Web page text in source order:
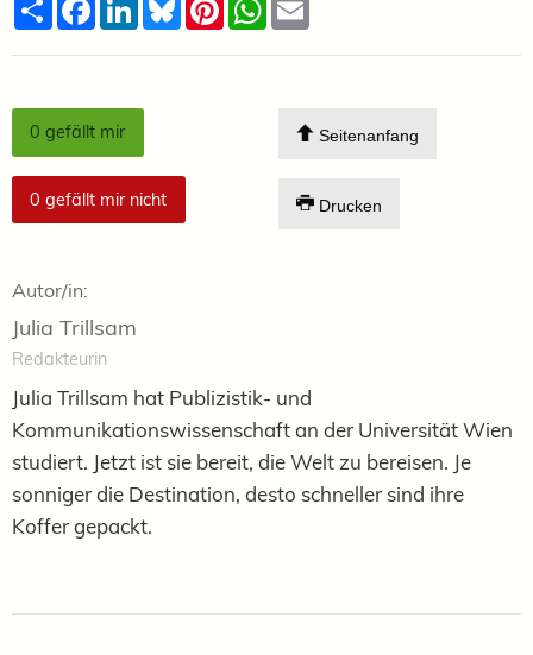
0 gefällt mir
0 gefällt mir nicht
Seitenanfang
Drucken
Autor/in:
Julia Trillsam
Redakteurin
Julia Trillsam hat Publizistik- und
Kommunikationswissenschaft an der Universität Wien
studiert. Jetzt ist sie bereit, die Welt zu bereisen. Je
sonniger die Destination, desto schneller sind ihre
Koffer gepackt.